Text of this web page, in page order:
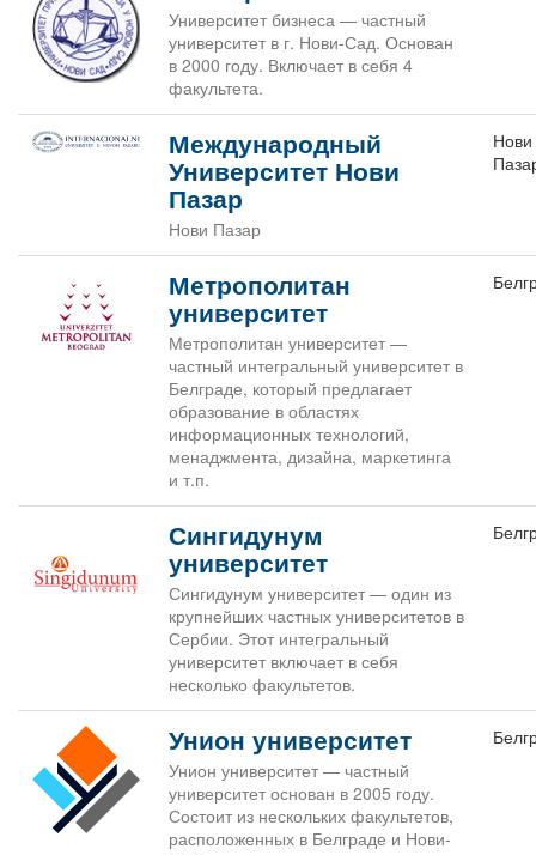
Университет бизнеса — частный
университет в г. Нови-Сад. Основан
в 2000 году. Включает в себя 4
факультета.
Международный
Университет Нови
Пазар
Нови Пазар
Нови
Метрополитан
университет
Метрополитан университет —
частный интегральный университет в
Белграде, который предлагает
образование в областях
информационных технологий,
менаджмента, дизайна, маркетинга
и т.п.
Сингидунум
университет
Сингидунум университет — один из
крупнейших частных университетов в
Сербии. Этот интегральный
университет включает в себя
несколько факультетов.
Унион университет
Унион университет — частный
университет основан в 2005 году.
Состоит из нескольких факультетов,
расположенных в Белграде и Нови-